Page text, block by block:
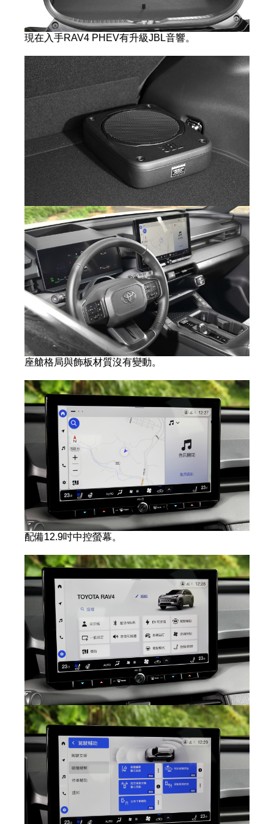
現在入手RAV4 PHEV有升級JBL音響。
座艙格局與飾板材質沒有變動。
配備12.9吋中控螢幕。